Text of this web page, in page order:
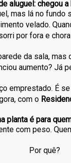
aluguel: chegou
mas lá no fundo
velado.
por fora e
da sala,
aumento? Já
emprestado. É
com o
planta é para
com peso.
Por quê?